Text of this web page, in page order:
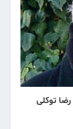
توکلی